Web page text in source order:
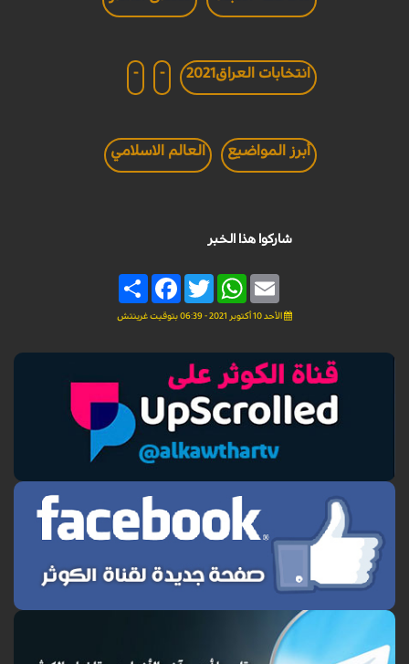
انتخابات العراق2021 -
-
أبرز المواضيع العالم الاسلامي
شاركوا هذا الخبر
Share
FacebookTwitter
WhatsAppEmail
الأحد 10 أكتوبر 2021 - 06:39 بتوقيت غرينتش